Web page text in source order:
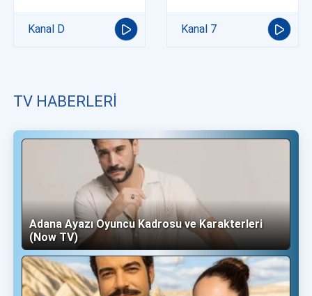
Kanal D Kanal 7
TV HABERLERI
Adana Ayazı Oyuncu Kadrosu ve Karakterleri
(Now TV)